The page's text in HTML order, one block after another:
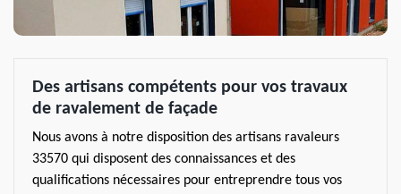
Des artisans compétents pour vos travaux
de ravalement de façade
Nous avons à notre disposition des artisans ravaleurs
33570 qui disposent des connaissances et des
qualifications nécessaires pour entreprendre tous vos